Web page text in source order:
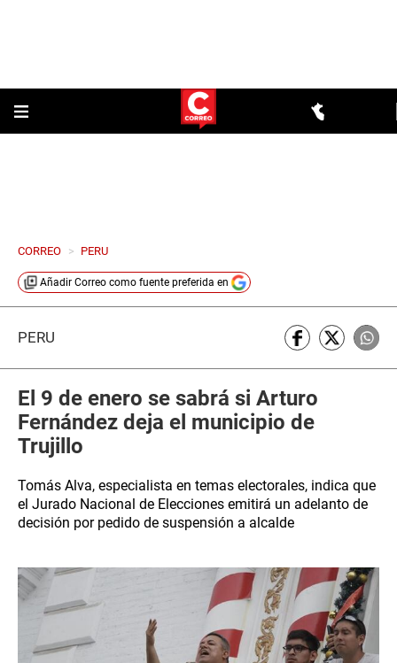
CORREO > PERU
Añadir Correo como fuente preferida en
PERÚ
El 9 de enero se sabrá si Arturo
Fernández deja el municipio de
Trujillo
Tomás Alva, especialista en temas electorales, indica que
el Jurado Nacional de Elecciones emitirá un adelanto de
decisión por pedido de suspensión a alcalde